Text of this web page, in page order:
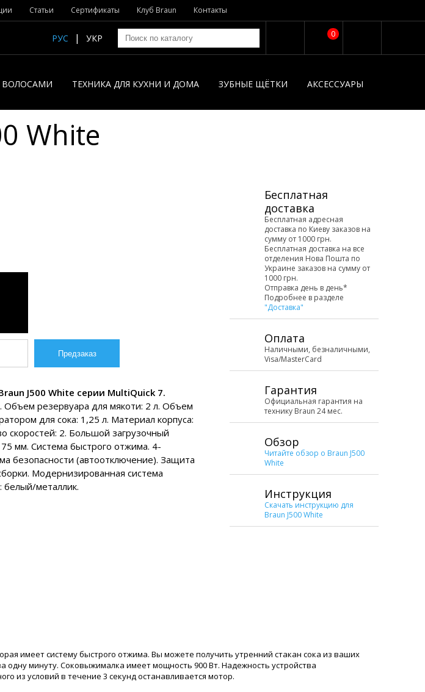
Статьи Сертификаты Клуб Braun Контакты
0
РУС УКР
ВОЛОСАМИ ТЕХНИКА ДЛЯ КУХНИ И ДОМА ЗУБНЫЕ ЩЁТКИ АКСЕССУАРЫ
White
J500 White серии MultiQuick 7.
резервуара для мякоти: 2 л. Объем
для сока: 1,25 л. Материал корпуса:
скоростей: 2. Большой загрузочный
мм. Система быстрого отжима. 4-
безопасности (автоотключение). Защита
Модернизированная система
белый/металлик.
Бесплатная
доставка
Бесплатная адресная
доставка по Киеву заказов на
сумму от 1000 грн.
Бесплатная доставка на все
отделения Нова Пошта по
Украине заказов на сумму от
1000 грн.
Отправка день в день*
Подробнее в разделе
"Доставка"
Оплата
Наличными, безналичными,
Visa/MasterCard
Гарантия
Официальная гарантия на
технику Braun 24 мес.
Обзор
Читайте обзор о Braun J500
White
Инструкция
Скачать инструкцию для
Braun J500 White
имеет систему быстрого отжима. Вы можете получить утренний стакан сока из ваших
минуту. Соковыжималка имеет мощность 900 Вт. Надежность устройства
из условий в течение 3 секунд останавливается мотор.